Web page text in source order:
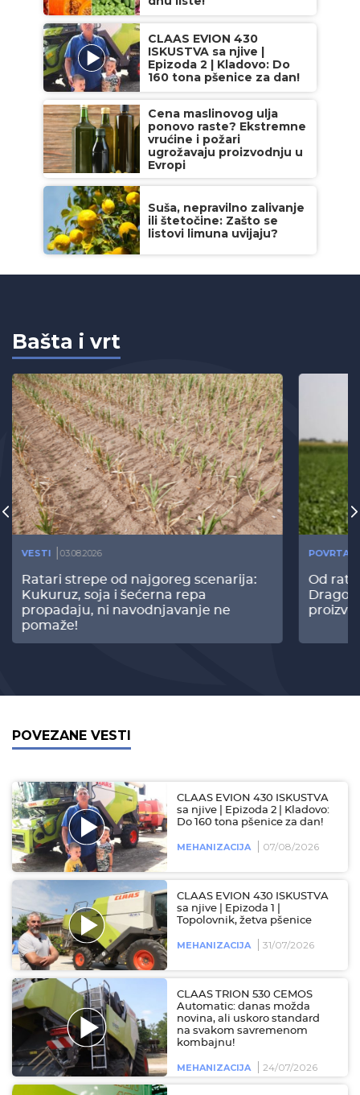
CLAAS EVION 430
ISKUSTVA sa njive |
Epizoda 2 | Kladovo: Do
160 tona pšenice za dan!
Cena maslinovog ulja
ponovo raste? Ekstremne
vrućine i požari
ugrožavaju proizvodnju u
Evropi
Suša, nepravilno zalivanje
ili štetočine: Zašto se
listovi limuna uvijaju?
Bašta i vrt
VESTI 03.08.2026
Ratari strepe od najgoreg scenarija:
Kukuruz, soja i šećerna repa
propadaju, ni navodnjavanje ne
pomaže!
Od
POVEZANE VESTI
CLAAS EVION 430 ISKUSTVA
sa njive | Epizoda 2 | Kladovo:
Do 160 tona pšenice za dan!
MEHANIZACIJA 07/08/2026
CLAAS EVION 430 ISKUSTVA
sa njive | Epizoda 1 |
Topolovnik, žetva pšenice
MEHANIZACIJA 31/07/2026
CLAAS TRION 530 CEMOS
Automatic: danas možda
novina, ali uskoro standard
na svakom savremenom
kombajnu!
MEHANIZACIJA 24/07/2026